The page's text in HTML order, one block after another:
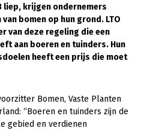
liep, krijgen ondernemers
bomen op hun grond. LTO
van deze regeling die een
aan boeren en tuinders. Hun
heeft een prijs die moet
Bomen, Vaste Planten
“Boeren en tuinders zijn de
gebied en verdienen